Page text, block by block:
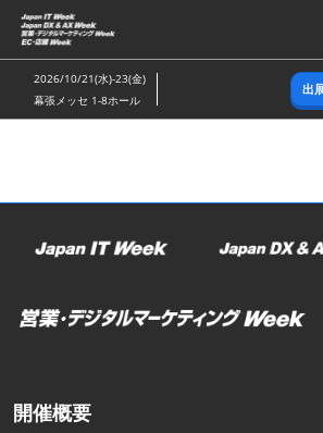
ス
キ
ッ
し
む
2026/10/21(水)-23(金)
幕張メッセ 1-8ホール
出
開催概要